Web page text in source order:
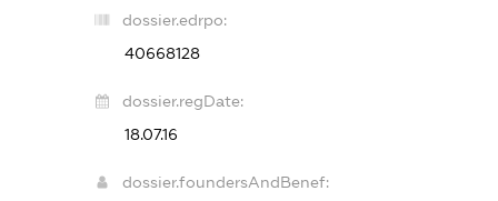
dossier.edrpo:
40668128
dossier.regDate:
18.07.16
dossier.foundersAndBenef: